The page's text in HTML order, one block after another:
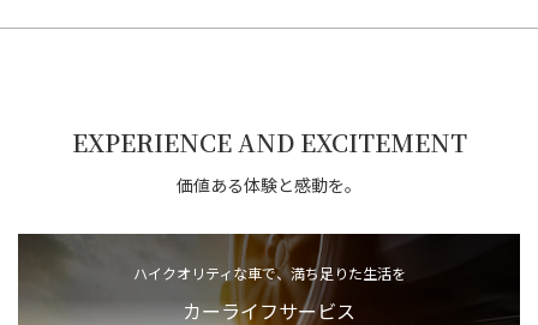
EXPERIENCE AND EXCITEMENT
価値ある体験と感動を。
ハイクオリティな車で、満ち足りた生活を
カーライフサービス